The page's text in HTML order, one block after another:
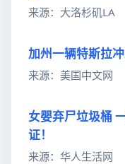
来源：大洛杉矶LA
加州一辆特斯拉
来源：美国中文网
女婴弃尸垃圾桶
证！
来源：华人生活网